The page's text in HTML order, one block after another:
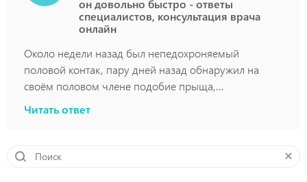
он довольно быстро - ответы
специалистов, консультация врача
онлайн
Около недели назад был непедохроняемый
половой контак, пару дней назад обнаружил на
своём половом члене подобие прыща,
Читать ответ